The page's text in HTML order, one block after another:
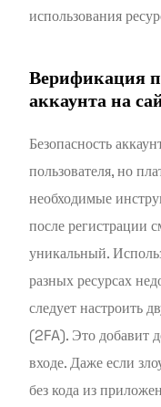
использования
Верификация
аккаунта на
Безопасность
пользователя, но
необходимые
после регистрации
уникальный.
разных ресурсах
следует настроить
(2FA). Это добавит
входе. Даже если
без кода из